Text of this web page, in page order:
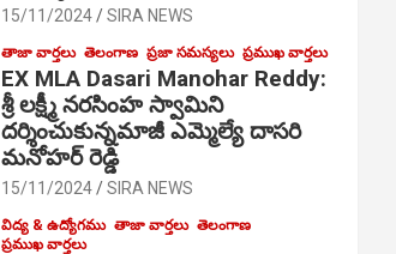
15/11/2024 SIRA NEWS
తాజా వార్తలు తెలంగాణ ప్రజా సమస్యలు ప్రముఖ వార్తలు
EX MLA Dasari Manohar Reddy:
శ్రీ లక్ష్మీ నరసింహ స్వామిని
దర్శించుకున్నమాజీ ఎమ్మెల్యే దాసరి
మనోహర్ రెడ్డి
15/11/2024 SIRA NEWS
విద్య & ఉద్యోగము తాజా వార్తలు తెలంగాణ
ప్రముఖ వార్తలు